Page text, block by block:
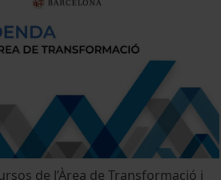
de l’Àrea de Transformació i